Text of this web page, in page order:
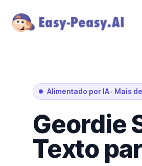
Alimentado por IA · Mais
Geordie
Texto